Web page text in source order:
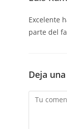
Excelente
parte del
Deja